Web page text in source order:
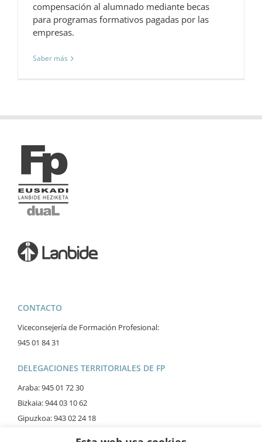
compensación al alumnado mediante becas
para programas formativos pagadas por las
empresas.
Saber más
CONTACTO
Viceconsejería de Formación Profesional:
945 01 84 31
DELEGACIONES TERRITORIALES DE FP
Araba: 945 01 72 30
Bizkaia: 944 03 10 62
Gipuzkoa: 943 02 24 18